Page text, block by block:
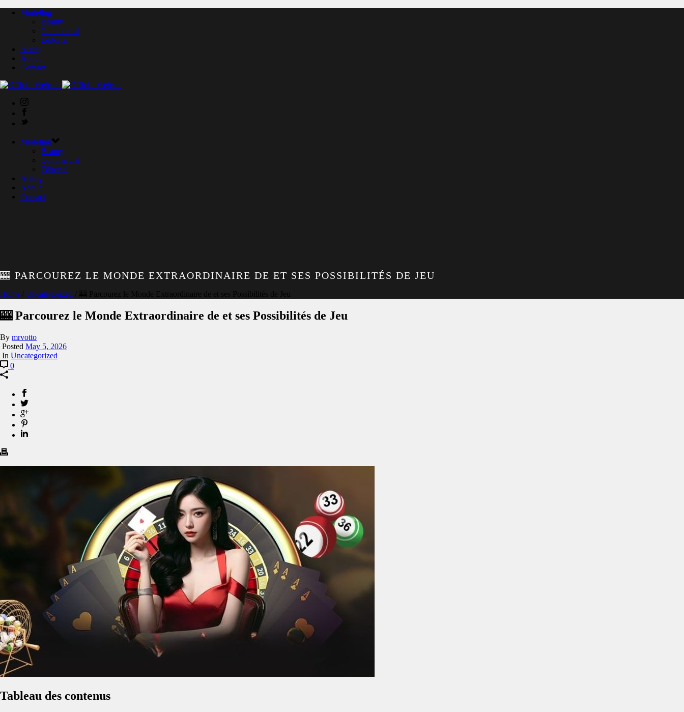
Modeling
Beauty
Commercial
Editorial
Acting
About
Contact
Modeling
Beauty
Commercial
Editorial
Acting
About
Contact
🎰 PARCOUREZ LE MONDE EXTRAORDINAIRE DE ET SES POSSIBILITÉS DE JEU
Home Uncategorized / 🎰 Parcourez le Monde Extraordinaire de et ses Possibilités de Jeu
🎰 Parcourez le Monde Extraordinaire de et ses Possibilités de Jeu
By mrvotto
Posted May 5, 2026
In Uncategorized
0
Tableau des contenus